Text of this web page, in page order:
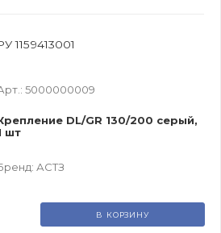
5000000009
DL/GR 130/200 серый,
шт
АСТЗ
В КОРЗИНУ